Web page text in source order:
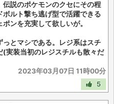
説のポケモンのクセにその程
ルト撃ち逃げ型で活躍できる
ンを充実して欲しいが。
っとマシである。レジ系はスチ
実装当初のレジスチルも散々だ
2023年03月07日 11時00分
5